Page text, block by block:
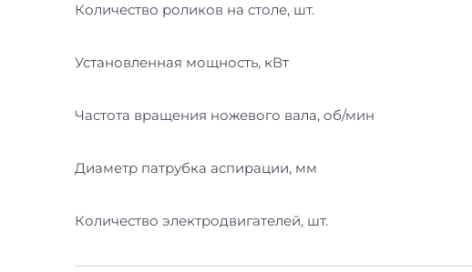
Количество роликов на столе, шт.
Установленная мощность, кВт
Частота вращения ножевого вала, об/мин
Диаметр патрубка аспирации, мм
Количество электродвигателей, шт.